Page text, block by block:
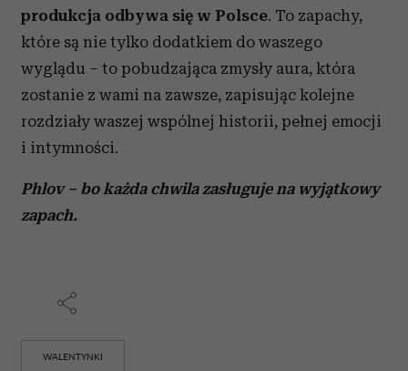
produkcja odbywa się w Polsce. To zapachy,
które są nie tylko dodatkiem do waszego
wyglądu – to pobudzająca zmysły aura, która
zostanie z wami na zawsze, zapisując kolejne
rozdziały waszej wspólnej historii, pełnej emocji
i intymności.
Phlov – bo każda chwila zasługuje na wyjątkowy
zapach.
WALENTYNKI